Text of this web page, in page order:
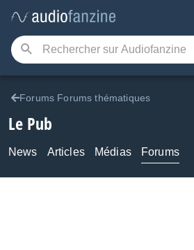
Forums Forums thématiques
Le Pub
News Articles Médias Forums